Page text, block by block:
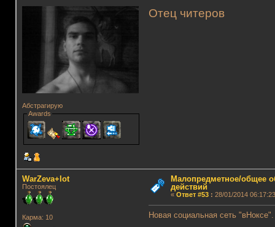
Абстрагирую
Awards
Отец читеров
WarZeva+lot
Постоялец
Карма: 10
Малопредметное/общее
действий
« Ответ #53: 28/01/2014
Новая социальная сеть "вНоксе".